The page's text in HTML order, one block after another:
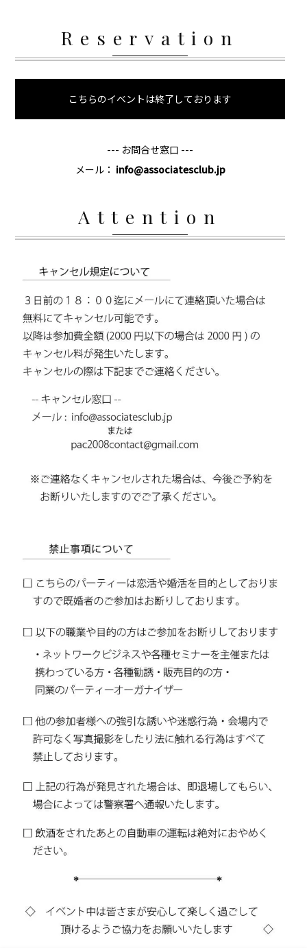
Reservation
こちらのイベントは終了しております
--- お問合せ窓口 ---
メール： info@associatesclub.jp
Attention